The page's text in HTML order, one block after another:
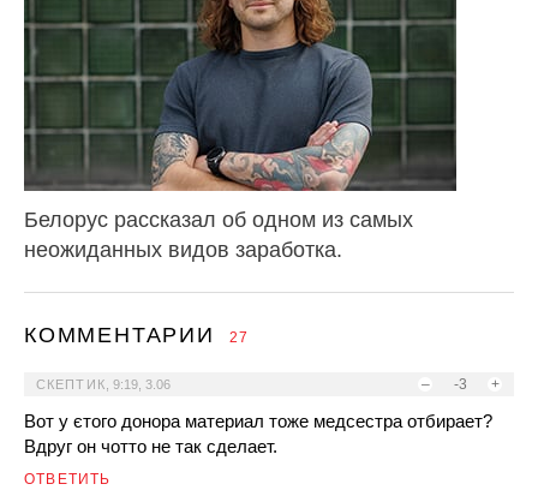
Белорус рассказал об одном из самых
неожиданных видов заработка.
КОММЕНТАРИИ 27
– -3 +
СКЕПТИК 9:19, 3.06
Вот у єтого донора материал тоже медсестра отбирает?
Вдруг он чотто не так сделает.
ОТВЕТИТЬ